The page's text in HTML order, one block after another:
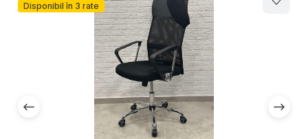
Disponibil în 3 rate